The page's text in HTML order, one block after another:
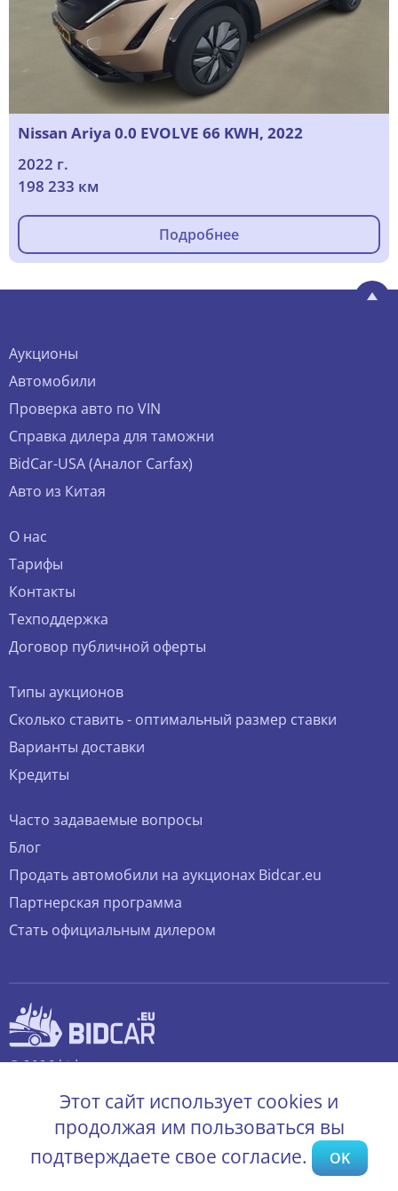
Nissan Ariya 0.0 EVOLVE 66 KWH, 2022
2022 г.
198 233 км
Подробнее
Аукционы
Автомобили
Проверка авто по VIN
Справка дилера для таможни
BidCar-USA (Аналог Carfax)
Авто из Китая
О нас
Тарифы
Контакты
Техподдержка
Договор публичной оферты
Типы аукционов
Сколько ставить - оптимальный размер ставки
Варианты доставки
Кредиты
Часто задаваемые вопросы
Блог
Продать автомобили на аукционах Bidcar.eu
Партнерская программа
Стать официальным дилером
© 2026 bidcar.eu
Этот сайт использует cookies и
продолжая им пользоваться вы
подтверждаете свое согласие.
OK